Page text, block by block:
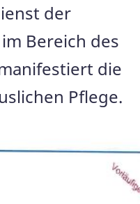
der
Bereich des
die
Pflege.